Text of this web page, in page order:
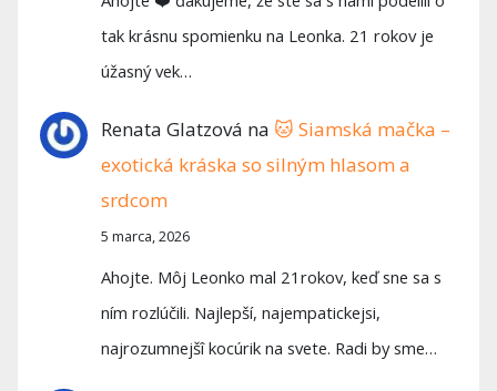
tak krásnu spomienku na Leonka. 21 rokov je
úžasný vek…
Renata Glatzová na🐱 Siamská mačka –
exotická kráska so silným hlasom a
srdcom
5 marca, 2026
Ahojte. Môj Leonko mal 21rokov, keď sne sa s
ním rozlúčili. Najlepší, najempatickejsi,
najrozumnejšî kocúrik na svete. Radi by sme…